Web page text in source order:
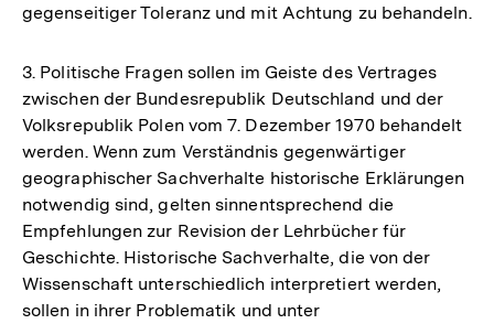
gegenseitiger Toleranz und mit Achtung zu behandeln.
3. Politische Fragen sollen im Geiste des Vertrages
zwischen der Bundesrepublik Deutschland und der
Volksrepublik Polen vom 7. Dezember 1970 behandelt
werden. Wenn zum Verständnis gegenwärtiger
geographischer Sachverhalte historische Erklärungen
notwendig sind, gelten sinnentsprechend die
Empfehlungen zur Revision der Lehrbücher für
Geschichte. Historische Sachverhalte, die von der
Wissenschaft unterschiedlich interpretiert werden,
sollen in ihrer Problematik und unter